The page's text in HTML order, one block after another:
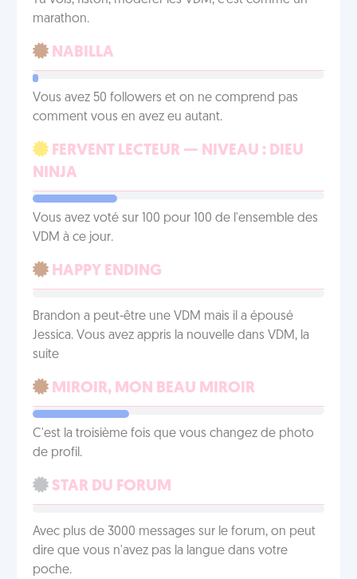
marathon.
NABILLA
Vous avez 50 followers et on ne comprend pas
comment vous en avez eu autant.
FERVENT LECTEUR — NIVEAU : DIEU
NINJA
Vous avez voté sur 100 pour 100 de l'ensemble des
VDM à ce jour.
HAPPY ENDING
Brandon a peut-être une VDM mais il a épousé
Jessica. Vous avez appris la nouvelle dans VDM, la
suite
MIROIR, MON BEAU MIROIR
C'est la troisième fois que vous changez de photo
de profil.
STAR DU FORUM
Avec plus de 3000 messages sur le forum, on peut
dire que vous n'avez pas la langue dans votre
poche.